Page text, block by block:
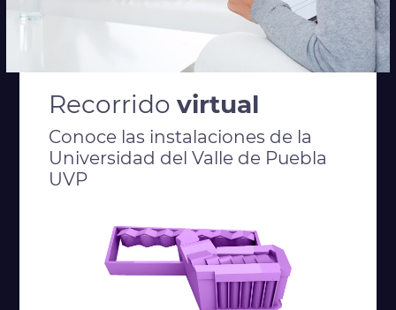
Recorrido virtual
Conoce las instalaciones de la
Universidad del Valle de Puebla
UVP